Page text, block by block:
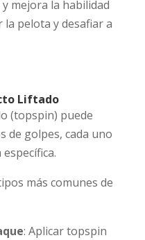
mejora la habilidad
pelota y desafiar a
Liftado
(topspin) puede
de golpes, cada uno
más comunes de
: Aplicar topspin